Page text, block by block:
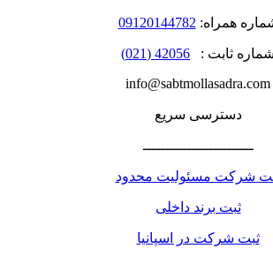
همراه: 09120144782
شماره ثابت : 42056 (021)
info@sabtmollasadra.com
دسترسی سریع
ـــــــــــــــــــــــــ
شرکت مسئولیت محدود
ثبت برند داخلی
ثبت شرکت در اسپانیا